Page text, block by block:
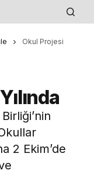
Okul Projesi
2 Ekim’de